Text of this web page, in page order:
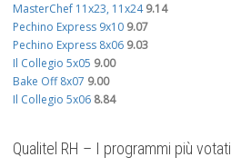
MasterChef 11x23, 11x24 9.14
Pechino Express 9x10 9.07
Pechino Express 8x06 9.03
Il Collegio 5x05 9.00
Bake Off 8x07 9.00
Il Collegio 5x06 8.84
Qualitel RH – I programmi più votati